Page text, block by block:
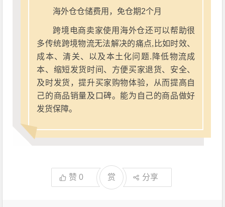
海外仓仓储费用，免仓期2个月
跨境电商卖家使用海外仓还可以帮助很
多传统跨境物流无法解决的痛点,比如时效、
成本、清关、以及本土化问题.降低物流成
本、缩短发货时间、方便买家退货、安全、
及时发货，提升买家购物体验，从而提高自
己的商品销量及口碑。能为自己的商品做好
发货保障。
赞0 赏 分享